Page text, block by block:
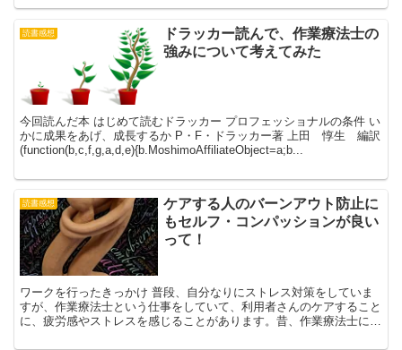
読書感想
ドラッカー読んで、作業療法士の
強みについて考えてみた
今回読んだ本 はじめて読むドラッカー プロフェッショナルの条件 い
かに成果をあげ、成長するか P・F・ドラッカー著 上田 惇生 編訳
(function(b,c,f,g,a,d,e){b.MoshimoAffiliateObject=a;b...
読書感想
ケアする人のバーンアウト防止に
もセルフ・コンパッションが良い
って！
ワークを行ったきっかけ 普段、自分なりにストレス対策をしていま
すが、作業療法士という仕事をしていて、利用者さんのケアすること
に、疲労感やストレスを感じることがあります。昔、作業療法士にな